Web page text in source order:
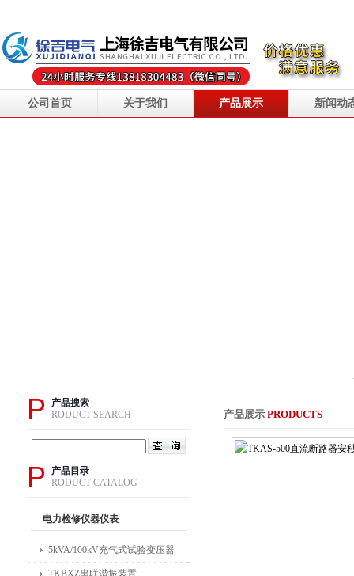
公司首页 关于我们 产品展示 新闻动
产品展示 PRODUCTS
P
产品搜索
RODUCT SEARCH
P
产品目录
RODUCT CATALOG
电力检修仪器仪表
5kVA/100kV充气式试验变压器
TKBXZ串联谐振装置